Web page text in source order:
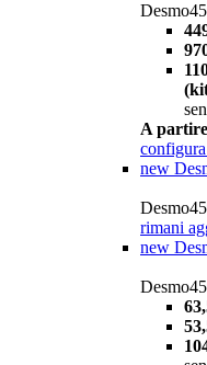
A
configura
new
rimani
new